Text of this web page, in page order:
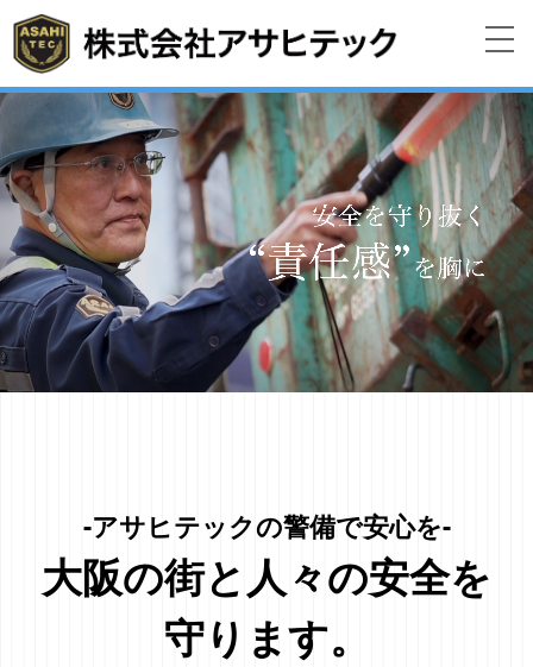
-アサヒテックの警備で安心を-
大阪の街と人々の安全を
守ります。